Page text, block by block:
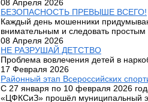
08 Апреля 2026
БЕЗОПАСНОСТЬ ПРЕВЫШЕ ВСЕГО!
Каждый день мошенники
внимательным и следовать простым
08 Апреля 2026
НЕ РАЗРУШАЙ ДЕТСТВО
Проблема вовлечения детей в
17 Февраля 2026
Районный этап Всероссийских
С 27 января по 10 февраля 2026
«ЦФКСиЗ» прошёл муниципальный